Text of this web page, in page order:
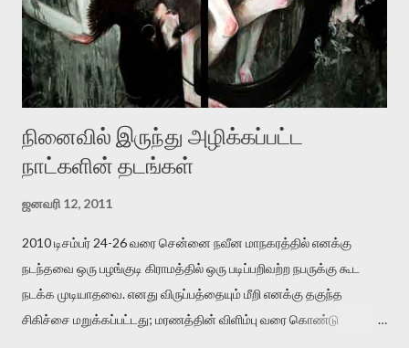
ஜெயமோகன் அந்த பிரமையால் தொடர்ந்து அச்சுறுத்தலுக்கு உள்ளாகி
உள்ளார். உங்களை பற்றின இந்த தாக்குதல் கூட இதன் வெளிப்பாடு தான்”.
உண்மையே! ராக்கி படத்தில் குத்துச்சண்டை வீரராக வரும் சில்வெஸ்டர்
ஓரிடத்தில் சொல்வார்: ...
நினைவில் இருந்து அழிக்கப்பட்ட
நாட்களின் தடங்கள்
ஜனவரி 12, 2011
2010 டிசம்பர் 24-26 வரை சென்னை நவீன மாநகரத்தில் எனக்கு
நடந்தவை ஒரு பழங்குடி கிராமத்தில் ஒரு படிப்பறிவற்ற நபருக்கு கூட
நடக்க முடியாதவை. எனது விருப்பத்தையும் மீறி எனக்கு தகுந்த
சிகிச்சை மறுக்கப்பட்டது; மரணத்தின் விளிம்பு வரை கொண்டு